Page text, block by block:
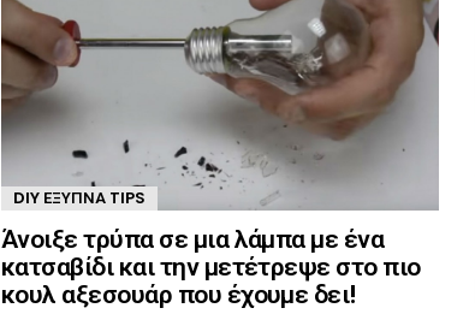
DIY ΈΞΥΠΝΑ TIPS
Άνοιξε τρύπα σε μια λάμπα με ένα
κατσαβίδι και την μετέτρεψε στο πιο
κουλ αξεσουάρ που έχουμε δει!